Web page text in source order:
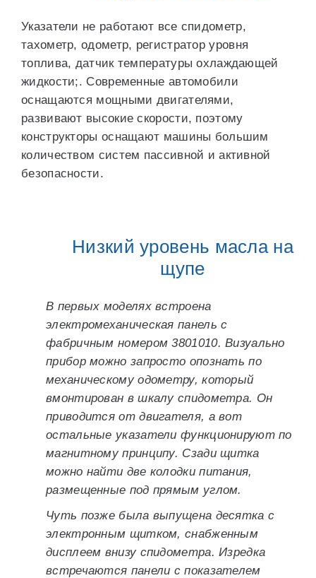
Указатели не работают все спидометр,
тахометр, одометр, регистратор уровня
топлива, датчик температуры охлаждающей
жидкости;. Современные автомобили
оснащаются мощными двигателями,
развивают высокие скорости, поэтому
конструкторы оснащают машины большим
количеством систем пассивной и активной
безопасности.
Низкий уровень масла на
щупе
В первых моделях встроена
электромеханическая панель с
фабричным номером 3801010. Визуально
прибор можно запросто опознать по
механическому одометру, который
вмонтирован в шкалу спидометра. Он
приводится от двигателя, а вот
остальные указатели функционируют по
магнитному принципу. Сзади щитка
можно найти две колодки питания,
размещенные под прямым углом.
Чуть позже была выпущена десятка с
электронным щитком, снабженным
дисплеем внизу спидометра. Изредка
встречаются панели с показателем